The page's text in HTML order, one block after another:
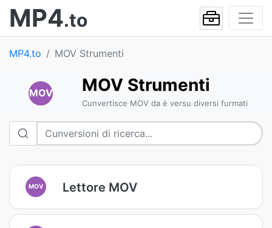
MP4.to
MP4.to MOV Strumenti
MOV MOV Strumenti
Cunvertisce MOV da è versu diversi furmati
MOV Lettore MOV